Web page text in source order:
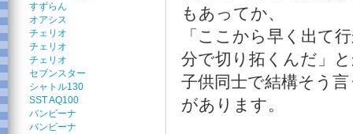
すずらん
オアシス
チェリオ
チェリオ
チェリオ
セブンスター
シャトル130
SST AQ100
バンビーナ
バンビーナ
もあってか、
「ここから早く出て
分で切り拓くんだ」
子供同士で結構そう
があります。